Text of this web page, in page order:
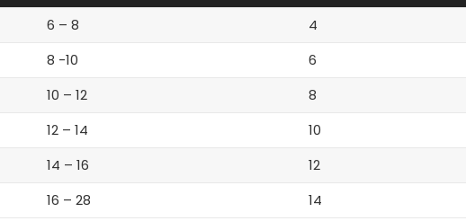
6 – 8 4
8 -10 6
10 – 12 8
12 – 14 10
14 – 16 12
16 – 28 14